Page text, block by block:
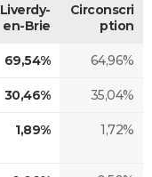
Liverdy-
en-Brie
Circonscri
ption
69,54% 64,96%
30,46% 35,04%
1,89% 1,72%